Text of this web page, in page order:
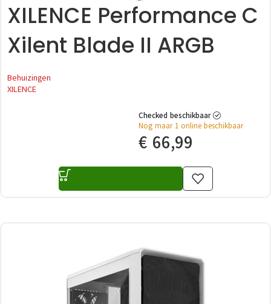
XILENCE Performance C
Xilent Blade II ARGB
Behuizingen
XILENCE
Checked beschikbaar
Nog maar 1 online beschikbaar
€ 66,99